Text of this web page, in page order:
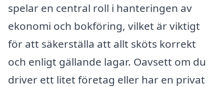
spelar en central roll i hanteringen av
ekonomi och bokföring, vilket är viktigt
för att säkerställa att allt sköts korrekt
och enligt gällande lagar. Oavsett om du
driver ett litet företag eller har en privat